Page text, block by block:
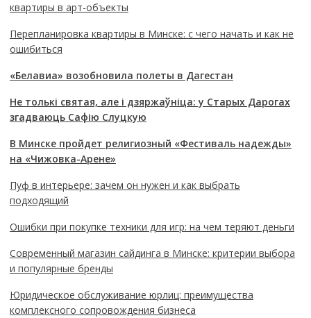
квартиры в арт-объекты
Перепланировка квартиры в Минске: с чего начать и как не
ошибиться
«Белавиа» возобновила полеты в Дагестан
Не толькі святая, але і дзяржаўніца: у Старых Дарогах
згадваюць Сафію Слуцкую
В Минске пройдет религиозный «Фестиваль надежды»
на «Чижовка-Арене»
Пуф в интерьере: зачем он нужен и как выбрать
подходящий
Ошибки при покупке техники для игр: на чем теряют деньги
Современный магазин сайдинга в Минске: критерии выбора
и популярные бренды
Юридическое обслуживание юрлиц: преимущества
комплексного сопровождения бизнеса